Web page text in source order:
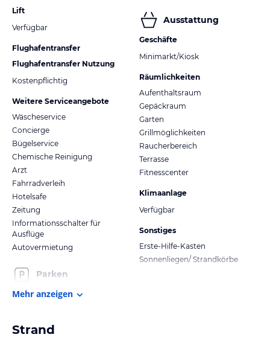
Lift
Verfügbar
Flughafentransfer
Flughafentransfer Nutzung
Kostenpflichtig
Weitere Serviceangebote
Wäscheservice
Concierge
Bügelservice
Chemische Reinigung
Arzt
Fahrradverleih
Hotelsafe
Zeitung
Informationsschalter für
Ausflüge
Autovermietung
Parken
Ausstattung
Geschäfte
Minimarkt/Kiosk
Räumlichkeiten
Aufenthaltsraum
Gepäckraum
Garten
Grillmöglichkeiten
Raucherbereich
Terrasse
Fitnesscenter
Klimaanlage
Verfügbar
Sonstiges
Erste-Hilfe-Kasten
Sonnenliegen/ Strandkörbe
Mehr anzeigen
Strand